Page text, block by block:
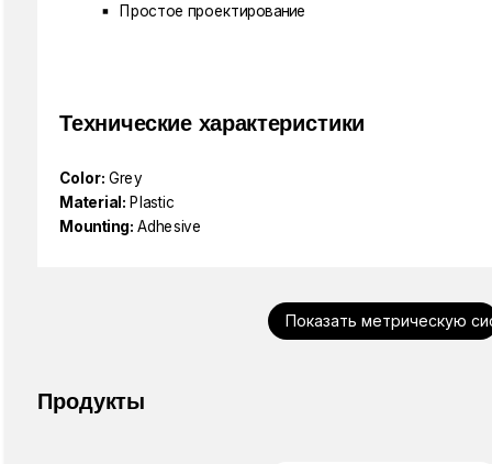
Простое проектирование
Технические характеристики
Color: Grey
Material: Plastic
Mounting: Adhesive
Показать метрическую
Продукты